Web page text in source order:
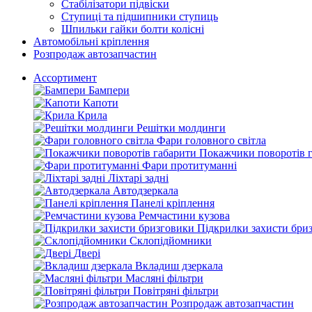
Стабілізатори підвіски
Ступиці та підшипники ступиць
Шпильки гайки болти колісні
Автомобільні кріплення
Розпродаж автозапчастин
Ассортимент
Бампери
Капоти
Крила
Решітки молдинги
Фари головного світла
Покажчики поворотів
Фари протитуманні
Ліхтарі задні
Автодзеркала
Панелі кріплення
Ремчастини кузова
Підкрилки захисти
Склопідйомники
Двері
Вкладиш дзеркала
Масляні фільтри
Повітряні фільтри
Розпродаж автозапчастин